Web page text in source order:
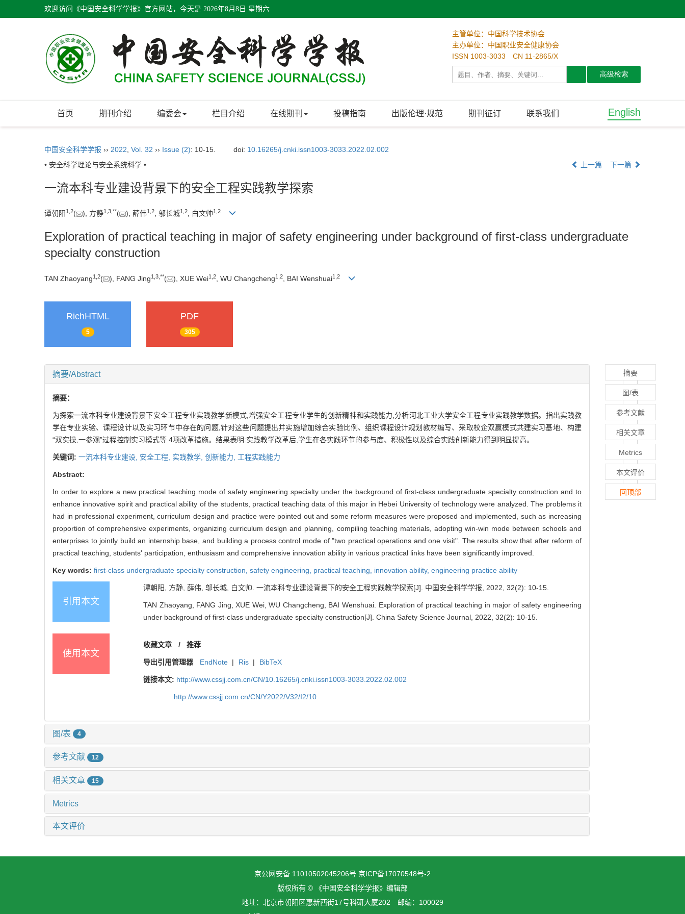
欢迎访问《中国安全科学学报》官方网站，今天是 2026年8月8日 星期六
主管单位：中国科学技术协会
主办单位：中国职业安全健康协会
ISSN 1003-3033 CN 11-2865/X
首页 期刊介绍 编委会 栏目介绍 在线期刊 投稿指南 出版伦理·规范 期刊征订 联系我们 English
中国安全科学学报 ›› 2022 Vol. 32 ›› Issue (2): 10-15. doi: 10.16265/j.cnki.issn1003-3033.2022.02.002
• 安全科学理论与安全系统科学 •
上一篇 下一篇
一流本科专业建设背景下的安全工程实践教学探索
谭朝阳 1 2( ), 方静1 3 **( ), 薛伟1 2, 邬长城1 2, 白文帅1 2
Exploration of practical teaching in major of safety engineering under background of first-class undergraduate
specialty construction
TAN Zhaoyang1 2( ), FANG Jing1 3 **( ), XUE Wei1 2 , WU Changcheng1 2 , BAI Wenshuai1 2
RichHTML
5
PDF
305
摘要/Abstract
摘要：
为探索一流本科专业建设背景下安全工程专业实践教学新模式,增强安全工程专业学生的创新精神和实践能力,分析河北工业大学安全工程专业实践教学数据。指出实践教
学在专业实验、课程设计以及实习环节中存在的问题,针对这些问题提出并实施增加综合实验比例、组织课程设计规划教材编写、采取校企双赢模式共建实习基地、构建
“双实操,一参观”过程控制实习模式等 4项改革措施。结果表明:实践教学改革后,学生在各实践环节的参与度、积极性以及综合实践创新能力得到明显提高。
关键词: 一流本科专业建设, 安全工程, 实践教学, 创新能力, 工程实践能力
Abstract:
In order to explore a new practical teaching mode of safety engineering specialty under the background of first-class undergraduate specialty construction and to
enhance innovative spirit and practical ability of the students, practical teaching data of this major in Hebei University of technology were analyzed. The problems it
had in professional experiment, curriculum design and practice were pointed out and some reform measures were proposed and implemented, such as increasing
proportion of comprehensive experiments, organizing curriculum design and planning, compiling teaching materials, adopting win-win mode between schools and
enterprises to jointly build an internship base, and building a process control mode of "two practical operations and one visit". The results show that after reform of
practical teaching, students' participation, enthusiasm and comprehensive innovation ability in various practical links have been significantly improved.
Key words: first-class undergraduate specialty construction, safety engineering, practical teaching, innovation ability, engineering practice ability
引用本文
谭朝阳, 方静, 薛伟, 邬长城, 白文帅. 一流本科专业建设背景下的安全工程实践教学探索[J]. 中国安全科学学报, 2022, 32(2): 10-15.
TAN Zhaoyang, FANG Jing, XUE Wei, WU Changcheng, BAI Wenshuai. Exploration of practical teaching in major of safety engineering
under background of first-class undergraduate specialty construction[J]. China Safety Science Journal, 2022, 32(2): 10-15.
使用本文
收藏文章 / 推荐
导出引用管理器 EndNote | Ris | BibTeX
链接本文: http://www.cssjj.com.cn/CN/10.16265/j.cnki.issn1003-3033.2022.02.002
http://www.cssjj.com.cn/CN/Y2022/V32/I2/10
图/表 4
参考文献 12
相关文章 15
Metrics
本文评价
摘要
图/表
参考文献
相关文章
Metrics
本文评价
回顶部
京公网安备 11010502045206号 京ICP备17070548号-2
版权所有 © 《中国安全科学学报》编辑部
地址：北京市朝阳区惠新西街17号科研大厦202 邮编：100029